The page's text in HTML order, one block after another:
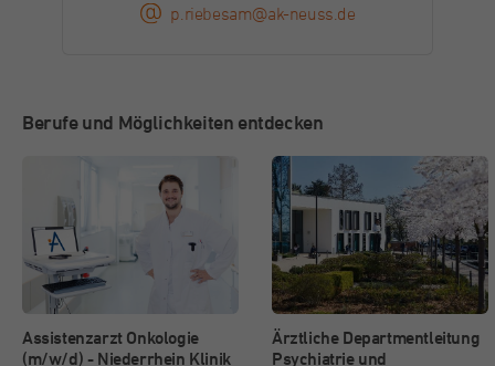
p.riebesam@ak-neuss.de
Berufe und Möglichkeiten entdecken
Assistenzarzt Onkologie
(m/w/d) - Niederrhein Klinik
Ärztliche Departmentleitung
Psychiatrie und
_gcl_au
Dieses Cookie wird von Google Adsense für
Versuche mit websiteübergreifender Werbung
gesetzt.
Name
Anbieter Double Click (Google)